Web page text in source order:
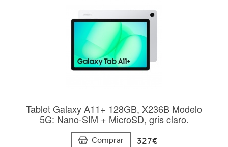
Tablet Galaxy A11+ 128GB, X236B Modelo
5G: Nano-SIM + MicroSD, gris claro.
Comprar 327€